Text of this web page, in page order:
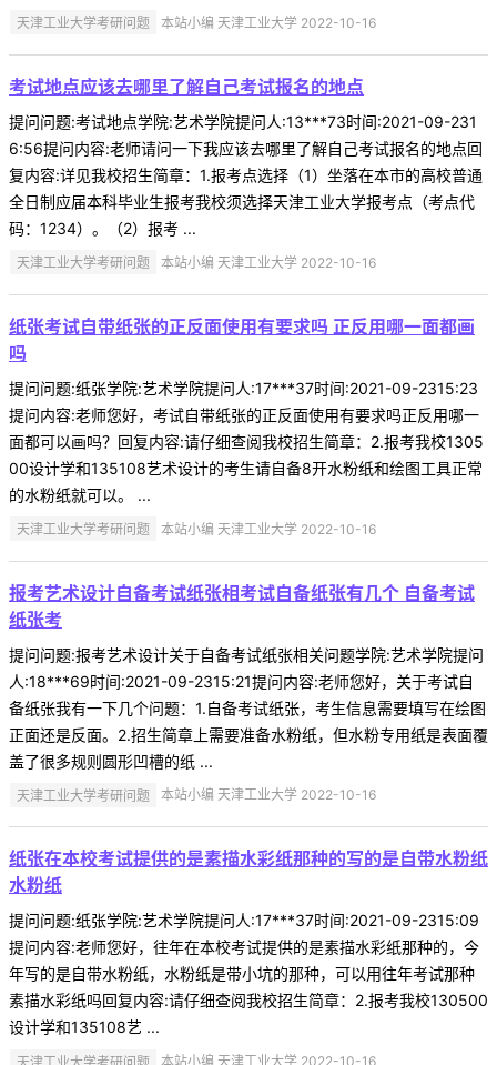
天津工业大学考研问题 本站小编 天津工业大学 2022-10-16
考试地点应该去哪里了解自己考试报名的地点
提问问题:考试地点学院:艺术学院提问人:13***73时间:2021-09-231
6:56提问内容:老师请问一下我应该去哪里了解自己考试报名的地点回
复内容:详见我校招生简章：1.报考点选择（1）坐落在本市的高校普通
全日制应届本科毕业生报考我校须选择天津工业大学报考点（考点代
码：1234）。（2）报考 ...
天津工业大学考研问题 本站小编 天津工业大学 2022-10-16
纸张考试自带纸张的正反面使用有要求吗 正反用哪一面都画
吗
提问问题:纸张学院:艺术学院提问人:17***37时间:2021-09-2315:23
提问内容:老师您好，考试自带纸张的正反面使用有要求吗正反用哪一
面都可以画吗？回复内容:请仔细查阅我校招生简章：2.报考我校1305
00设计学和135108艺术设计的考生请自备8开水粉纸和绘图工具正常
的水粉纸就可以。 ...
天津工业大学考研问题 本站小编 天津工业大学 2022-10-16
报考艺术设计自备考试纸张相考试自备纸张有几个 自备考试
纸张考
提问问题:报考艺术设计关于自备考试纸张相关问题学院:艺术学院提问
人:18***69时间:2021-09-2315:21提问内容:老师您好，关于考试自
备纸张我有一下几个问题：1.自备考试纸张，考生信息需要填写在绘图
正面还是反面。2.招生简章上需要准备水粉纸，但水粉专用纸是表面覆
盖了很多规则圆形凹槽的纸 ...
天津工业大学考研问题 本站小编 天津工业大学 2022-10-16
纸张在本校考试提供的是素描水彩纸那种的写的是自带水粉纸
水粉纸
提问问题:纸张学院:艺术学院提问人:17***37时间:2021-09-2315:09
提问内容:老师您好，往年在本校考试提供的是素描水彩纸那种的，今
年写的是自带水粉纸，水粉纸是带小坑的那种，可以用往年考试那种
素描水彩纸吗回复内容:请仔细查阅我校招生简章：2.报考我校130500
设计学和135108艺 ...
天津工业大学考研问题 本站小编 天津工业大学 2022-10-16